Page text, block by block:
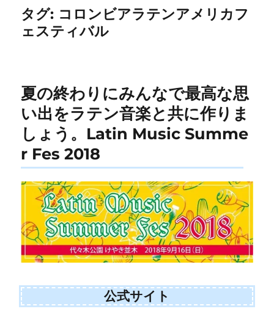
タグ: コロンビアラテンアメリカフ
ェスティバル
夏の終わりにみんなで最高な思
い出をラテン音楽と共に作りま
しょう。Latin Music Summe
r Fes 2018
公式サイト